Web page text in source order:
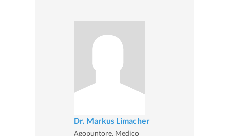
Dr. Markus Limacher
Agopuntore, Medico